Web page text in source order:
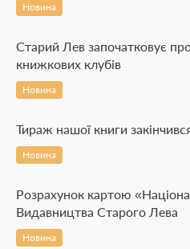
Новина
Старий Лев започатковує
книжкових клубів
Новина
Тираж нашої книги
Новина
Розрахунок картою
Видавництва Старого Лева
Новина